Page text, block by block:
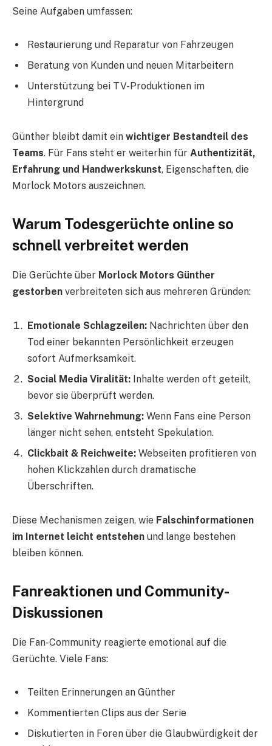
Seine Aufgaben umfassen:
Restaurierung und Reparatur von Fahrzeugen
Beratung von Kunden und neuen Mitarbeitern
Unterstützung bei TV-Produktionen im
Hintergrund
Günther bleibt damit ein wichtiger Bestandteil des
Teams. Für Fans steht er weiterhin für Authentizität,
Erfahrung und Handwerkskunst, Eigenschaften, die
Morlock Motors auszeichnen.
Warum Todesgerüchte online so
schnell verbreitet werden
Die Gerüchte über Morlock Motors Günther
gestorben verbreiteten sich aus mehreren Gründen:
Emotionale Schlagzeilen: Nachrichten über den
Tod einer bekannten Persönlichkeit erzeugen
sofort Aufmerksamkeit.
Social Media Viralität: Inhalte werden oft geteilt,
bevor sie überprüft werden.
Selektive Wahrnehmung: Wenn Fans eine Person
länger nicht sehen, entsteht Spekulation.
Clickbait & Reichweite: Webseiten profitieren von
hohen Klickzahlen durch dramatische
Überschriften.
Diese Mechanismen zeigen, wie Falschinformationen
im Internet leicht entstehen und lange bestehen
bleiben können.
Fanreaktionen und Community-
Diskussionen
Die Fan-Community reagierte emotional auf die
Gerüchte. Viele Fans:
Teilten Erinnerungen an Günther
Kommentierten Clips aus der Serie
Diskutierten in Foren über die Glaubwürdigkeit der